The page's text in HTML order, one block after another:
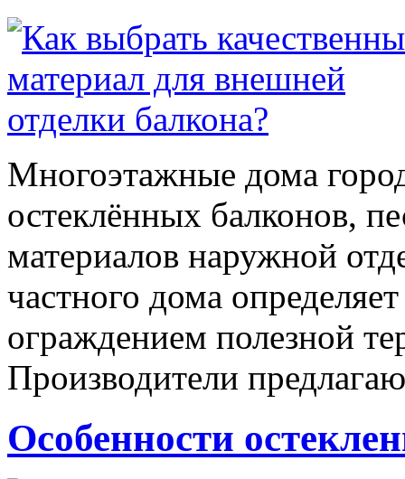
Многоэтажные дома
остеклённых балконов,
материалов наружной
частного дома
ограждением полезной
Производители
Особенности